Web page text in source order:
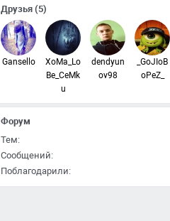
Друзья (5)
Gansello
XoMa_Lo
Be_CeMk
u
dendyun
ov98
_GoJIoB
oPeZ_
Форум
Тем:
Сообщений:
Поблагодарили: